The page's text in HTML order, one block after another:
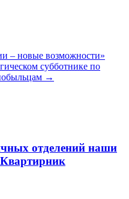
– новые возможности»
субботнике по
→
отделений наши